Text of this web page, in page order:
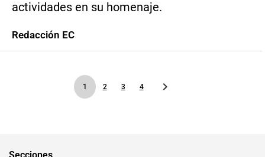
actividades en su homenaje.
Redacción EC
1 2 3 4
Secciones